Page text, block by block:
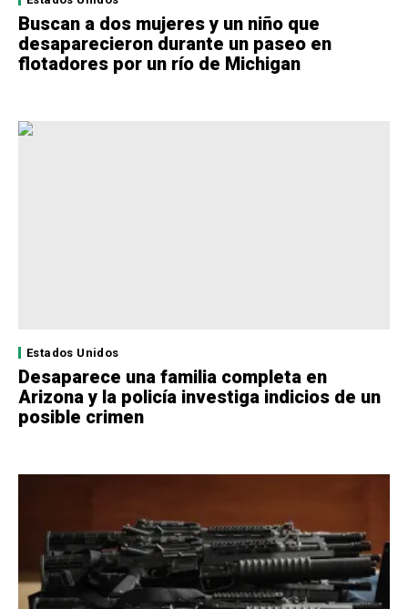
Buscan a dos mujeres y un niño que
desaparecieron durante un paseo en
flotadores por un río de Michigan
Estados Unidos
Desaparece una familia completa en
Arizona y la policía investiga indicios de un
posible crimen